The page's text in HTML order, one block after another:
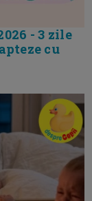
- 3 zile
cu